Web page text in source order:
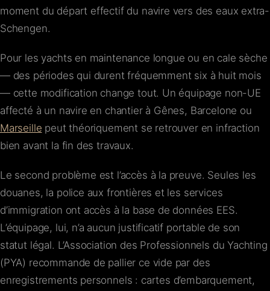
moment du départ effectif du navire vers des eaux extra-
Schengen.
Pour les yachts en maintenance longue ou en cale sèche
— des périodes qui durent fréquemment six à huit mois
— cette modification change tout. Un équipage non-UE
affecté à un navire en chantier à Gênes, Barcelone ou
Marseille peut théoriquement se retrouver en infraction
bien avant la fin des travaux.
Le second problème est l’accès à la preuve. Seules les
douanes, la police aux frontières et les services
d’immigration ont accès à la base de données EES.
L’équipage, lui, n’a aucun justificatif portable de son
statut légal. L’Association des Professionnels du Yachting
(PYA) recommande de pallier ce vide par des
enregistrements personnels : cartes d’embarquement,